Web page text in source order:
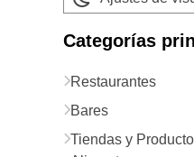
Categorías
Restaurantes
Bares
Tiendas y